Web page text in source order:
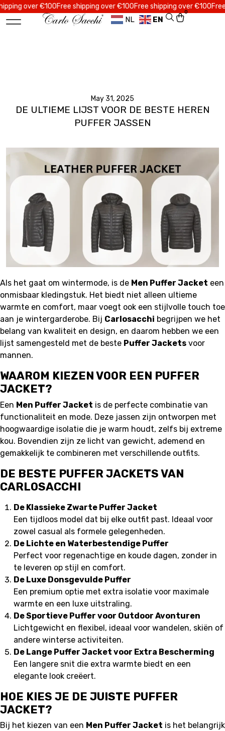
over €100Free shipping over €100Free shipping over €100Free
NL EN
0
May 31, 2025
DE ULTIEME LIJST VOOR DE BESTE HEREN
PUFFER JASSEN
Als het gaat om wintermode, is de Men Puffer Jacket een
onmisbaar kledingstuk. Het biedt niet alleen ultieme
warmte en comfort, maar voegt ook een stijlvolle touch toe
aan je wintergarderobe. Bij Carlosacchi begrijpen we het
belang van kwaliteit en design, en daarom hebben we een
lijst samengesteld met de beste Puffer Jackets voor
mannen.
WAAROM KIEZEN VOOR EEN PUFFER
JACKET?
Een Men Puffer Jacket is de perfecte combinatie van
functionaliteit en mode. Deze jassen zijn ontworpen met
hoogwaardige isolatie die je warm houdt, zelfs bij extreme
kou. Bovendien zijn ze licht van gewicht, ademend en
gemakkelijk te combineren met verschillende outfits.
DE BESTE PUFFER JACKETS VAN
CARLOSACCHI
De Klassieke Zwarte Puffer Jacket
Een tijdloos model dat bij elke outfit past. Ideaal voor
zowel casual als formele gelegenheden.
De Lichte en Waterbestendige Puffer
Perfect voor regenachtige en koude dagen, zonder in
te leveren op stijl en comfort.
De Luxe Donsgevulde Puffer
Een premium optie met extra isolatie voor maximale
warmte en een luxe uitstraling.
De Sportieve Puffer voor Outdoor Avonturen
Lichtgewicht en flexibel, ideaal voor wandelen, skiën of
andere winterse activiteiten.
De Lange Puffer Jacket voor Extra Bescherming
Een langere snit die extra warmte biedt en een
elegante look creëert.
HOE KIES JE DE JUISTE PUFFER
JACKET?
Bij het kiezen van een Men Puffer Jacket is het belangrijk